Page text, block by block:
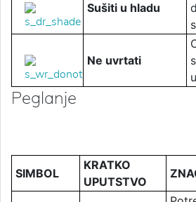
Sušiti u hladu
Ne uvrtati
Peglanje
SIMBOL
KRATKO
UPUTSTVO